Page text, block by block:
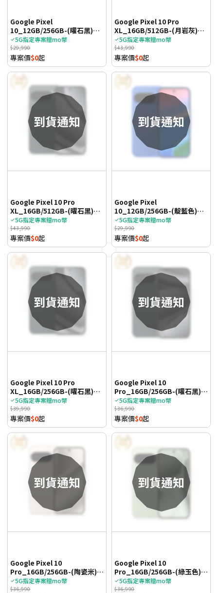
Google Pixel
10_12GB/256GB-(曜石黑)
(5G)
5G指定專案贈mo幣
$29,990
專案價$0起
Google Pixel 10 Pro
XL_16GB/512GB-(月岩灰)
(5G)
5G指定專案贈mo幣
$43,990
專案價$0起
Google Pixel 10 Pro
XL_16GB/512GB-(曜石黑)
(5G)
5G指定專案贈mo幣
$43,990
專案價$0起
Google Pixel
10_12GB/256GB-(靛藍色)
(5G)
5G指定專案贈mo幣
$29,990
專案價$0起
Google Pixel 10 Pro
XL_16GB/256GB-(曜石黑)
(5G)
5G指定專案贈mo幣
$39,990
專案價$0起
Google Pixel 10
Pro_16GB/256GB-(曜石黑)
(5G)
5G指定專案贈mo幣
$36,990
專案價$0起
Google Pixel 10
Pro_16GB/256GB-(陶瓷米)
(5G)
5G指定專案贈mo幣
$36,990
Google Pixel 10
Pro_16GB/256GB-(綠玉色)
(5G)
5G指定專案贈mo幣
$36,990